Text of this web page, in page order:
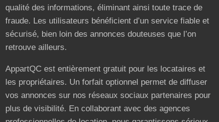
qualité des informations, éliminant ainsi toute trace de
fraude. Les utilisateurs bénéficient d’un service fiable et
sécurisé, bien loin des annonces douteuses que l’on
retrouve ailleurs.
AppartQC est entièrement gratuit pour les locataires et
les propriétaires. Un forfait optionnel permet de diffuser
vos annonces sur nos réseaux sociaux partenaires pour
plus de visibilité. En collaborant avec des agences